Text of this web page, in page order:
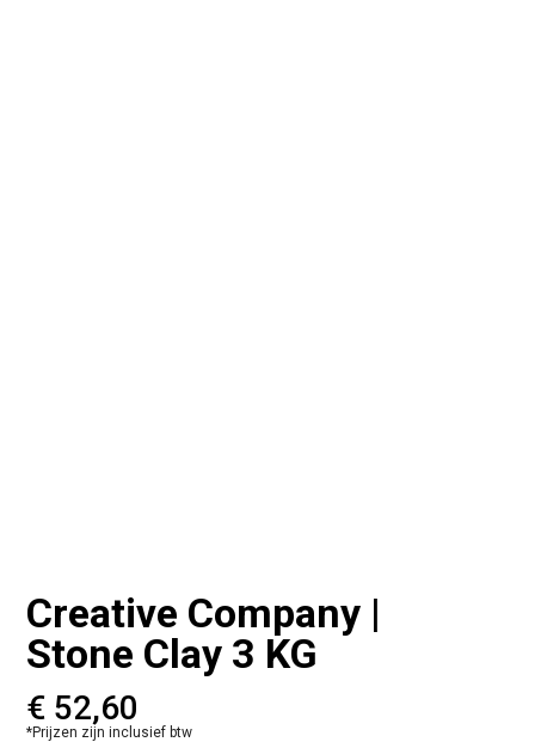
Creative Company |
Stone Clay 3 KG
€ 52,60
*Prijzen zijn inclusief btw